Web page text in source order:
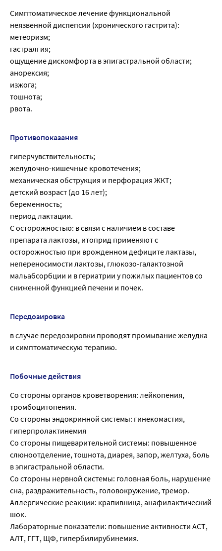
Симптоматическое лечение функциональной
неязвенной диспепсии (хронического гастрита):
метеоризм;
гастралгия;
ощущение дискомфорта в эпигастральной области;
анорексия;
изжога;
тошнота;
рвота.
Противопоказания
гиперчувствительность;
желудочно-кишечные кровотечения;
механическая обструкция и перфорация ЖКТ;
детский возраст (до 16 лет);
беременность;
период лактации.
С осторожностью: в связи с наличием в составе
препарата лактозы, итоприд применяют с
осторожностью при врожденном дефиците лактазы,
непереносимости лактозы, глюкозо-галактозной
мальабсорбции и в гериатрии у пожилых пациентов со
сниженной функцией печени и почек.
Передозировка
в случае передозировки проводят промывание желудка
и симптоматическую терапию.
Побочные действия
Со стороны органов кроветворения: лейкопения,
тромбоцитопения.
Со стороны эндокринной системы: гинекомастия,
гиперпролактинемия
Со стороны пищеварительной системы: повышенное
слюноотделение, тошнота, диарея, запор, желтуха, боль
в эпигастральной области.
Со стороны нервной системы: головная боль, нарушение
сна, раздражительность, головокружение, тремор.
Аллергические реакции: крапивница, анафилактический
шок.
Лабораторные показатели: повышение активности АСТ,
АЛТ, ГГТ, ЩФ, гипербилирубинемия.